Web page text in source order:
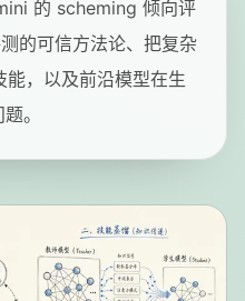
的 scheming 倾向评
的可信方法论、把复杂
，以及前沿模型在生
。